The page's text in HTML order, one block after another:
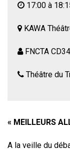
17:00 à
KAWA
FNCTA CD34
Théâtre du
« MEILLEURS
A la veille du